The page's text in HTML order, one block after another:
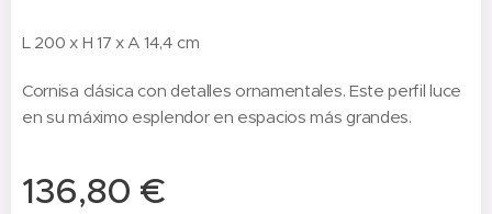
L 200 x H 17 x A 14,4 cm
Cornisa clásica con detalles ornamentales. Este perfil luce
en su máximo esplendor en espacios más grandes.
136,80 €